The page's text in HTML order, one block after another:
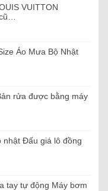
VUITTON
Áo Mưa Bộ Nhật
rửa được bằng máy
nhật Đấu giá lô đồng
tay tự động Máy bơm